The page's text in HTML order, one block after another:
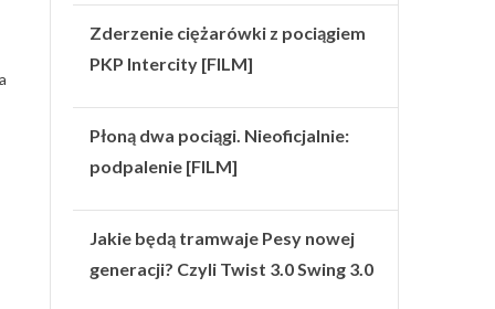
Zderzenie ciężarówki z pociągiem
PKP Intercity [FILM]
Płoną dwa pociągi. Nieoficjalnie:
podpalenie [FILM]
Jakie będą tramwaje Pesy nowej
generacji? Czyli Twist 3.0 Swing 3.0